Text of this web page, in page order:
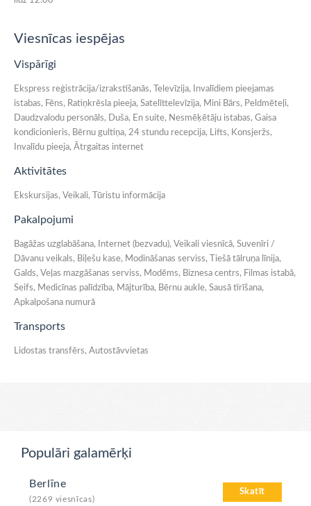
Viesnīcas iespējas
Vispārīgi
Ekspress reģistrācija/izrakstīšanās, Televīzija, Invalīdiem pieejamas
istabas, Fēns, Ratiņkrēsla pieeja, Satelīttelevīzija, Mini Bārs, Peldmēteļi,
Daudzvalodu personāls, Duša, En suite, Nesmēķētāju istabas, Gaisa
kondicionieris, Bērnu gultiņa, 24 stundu recepcija, Lifts, Konsjeržs,
Invalīdu pieeja, Ātrgaitas internet
Aktivitātes
Ekskursijas, Veikali, Tūristu informācija
Pakalpojumi
Bagāžas uzglabāšana, Internet (bezvadu), Veikali viesnīcā, Suvenīri /
Dāvanu veikals, Biļešu kase, Modināšanas serviss, Tiešā tālruņa līnija,
Galds, Veļas mazgāšanas serviss, Modēms, Biznesa centrs, Filmas istabā,
Seifs, Medicīnas palīdzība, Mājturība, Bērnu aukle, Sausā tīrīšana,
Apkalpošana numurā
Transports
Lidostas transfērs, Autostāvvietas
Populāri galamērķi
Skatīt
Berlīne
(2269 viesnīcas)